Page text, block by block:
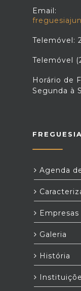
Email:
Telemóvel:
Telemóvel
Horário de
Segunda à
FREGUESIA
Agenda
Empresas
Galeria
História